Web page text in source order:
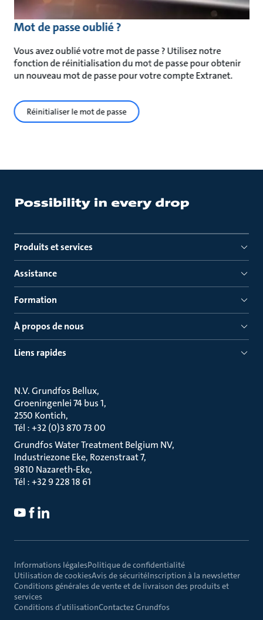
Mot de passe oublié ?
Vous avez oublié votre mot de passe ? Utilisez notre
fonction de réinitialisation du mot de passe pour obtenir
un nouveau mot de passe pour votre compte Extranet.
Réinitialiser le mot de passe
Produits et services
Assistance
Formation
À propos de nous
Liens rapides
N.V. Grundfos Bellux
Groeningenlei 74 bus 1
2550 Kontich
Tél : +32 (0)3 870 73 00
Grundfos Water Treatment Belgium NV
Industriezone Eke, Rozenstraat 7
9810 Nazareth-Eke
Tél : +32 9 228 18 61
Informations légalesPolitique de confidentialité
Utilisation de cookiesAvis de sécuritéInscription à la newsletter
Conditions générales de vente et de livraison des produits et
services
Conditions d'utilisationContactez Grundfos